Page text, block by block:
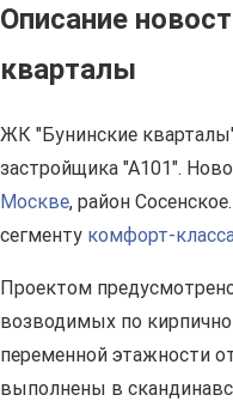
Описание
кварталы
ЖК "Бунинские
застройщика "А101".
Москве, район
сегменту комфорт-
Проектом
возводимых по
переменной этажности
выполнены в